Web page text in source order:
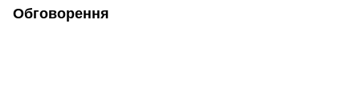
Обговорення